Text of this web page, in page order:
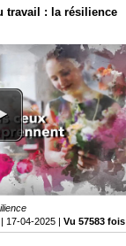
travail : la résilience
17-04-2025 |Vu 57583 fois